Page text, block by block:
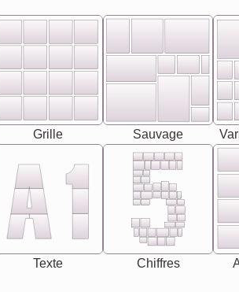
Grille Sauvage
Texte Chiffres